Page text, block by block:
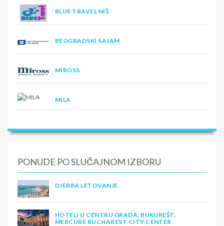
BLUE TRAVEL NIŠ
BEOGRADSKI SAJAM
MIROSS
MILA
PONUDE PO SLUČAJNOM IZBORU
DJERBA LETOVANJE
HOTELI U CENTRU GRADA, BUKUREŠT,
MERCURE BUCHAREST CITY CENTER